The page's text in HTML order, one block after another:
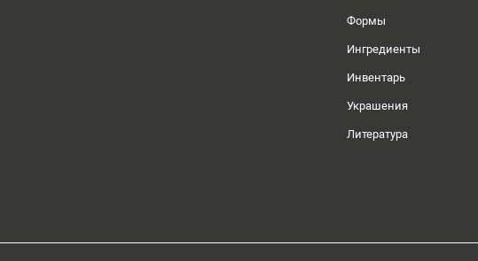
Формы
Ингредиенты
Инвентарь
Украшения
Литература